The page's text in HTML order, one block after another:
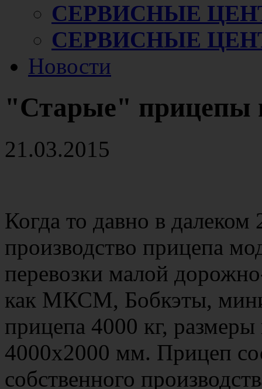
СЕРВИСНЫЕ
СЕРВИСНЫЕ
Новости
"Старые" прицепы
21.03.2015
Когда то давно в
производство прицепа
перевозки малой
как МКСМ, Бобкэты,
прицепа 4000 кг,
4000х2000 мм. Прицеп
собственного